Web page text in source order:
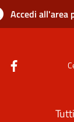
Accedi all'area